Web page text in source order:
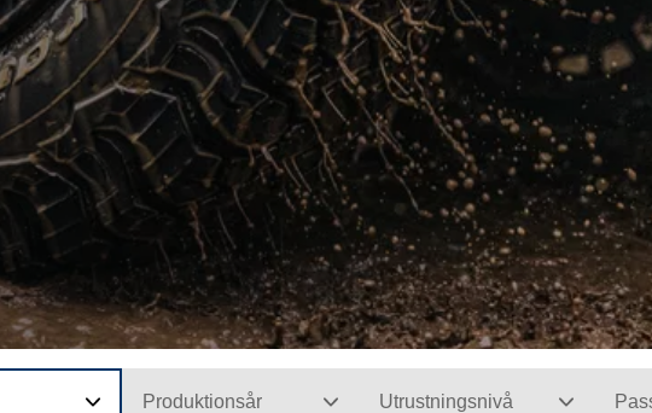
Produktionsår Utrustningsnivå